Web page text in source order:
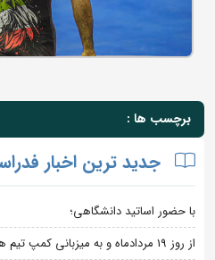
برچسب ها :
جدید ترین اخبار
با حضور اساتید دانشگاهی؛
از روز 19 مردادماه و به میزبانی کمپ تیم های ملی؛